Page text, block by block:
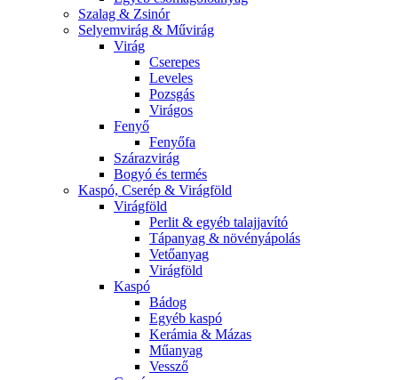
Szalag & Zsinór
Selyemvirág & Művirág
Virág
Cserepes
Leveles
Pozsgás
Virágos
Fenyő
Fenyőfa
Szárazvirág
Bogyó és termés
Kaspó, Cserép & Virágföld
Virágföld
Perlit & egyéb talajjavító
Tápanyag & növényápolás
Vetőanyag
Virágföld
Kaspó
Bádog
Egyéb kaspó
Kerámia & Mázas
Műanyag
Vessző